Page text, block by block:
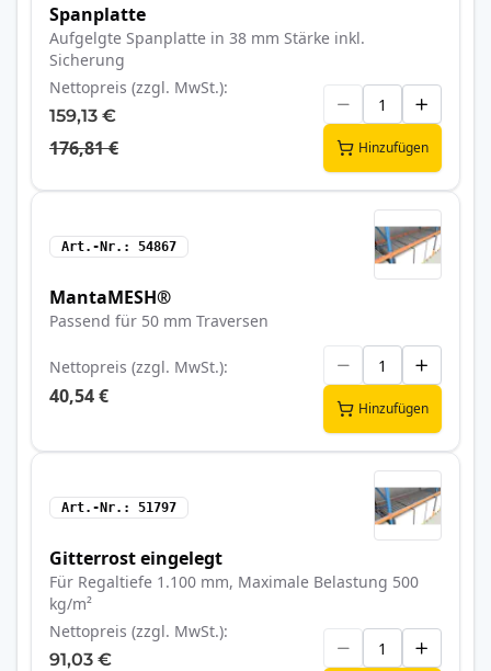
Spanplatte
Aufgelgte Spanplatte in 38 mm Stärke inkl.
Sicherung
Nettopreis (zzgl. MwSt.)
159,13 €
176,81 € Hinzufügen
Art.-Nr. 54867
MantaMESH®
Passend für 50 mm Traversen
Nettopreis (zzgl. MwSt.)
40,54 €
Hinzufügen
Art.-Nr. 51797
Gitterrost eingelegt
Für Regaltiefe 1.100 mm, Maximale Belastung 500
kg/m²
Nettopreis (zzgl. MwSt.)
91,03 €